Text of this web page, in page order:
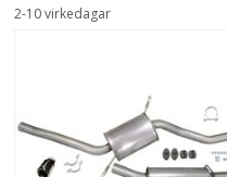
2-10 virkedagar